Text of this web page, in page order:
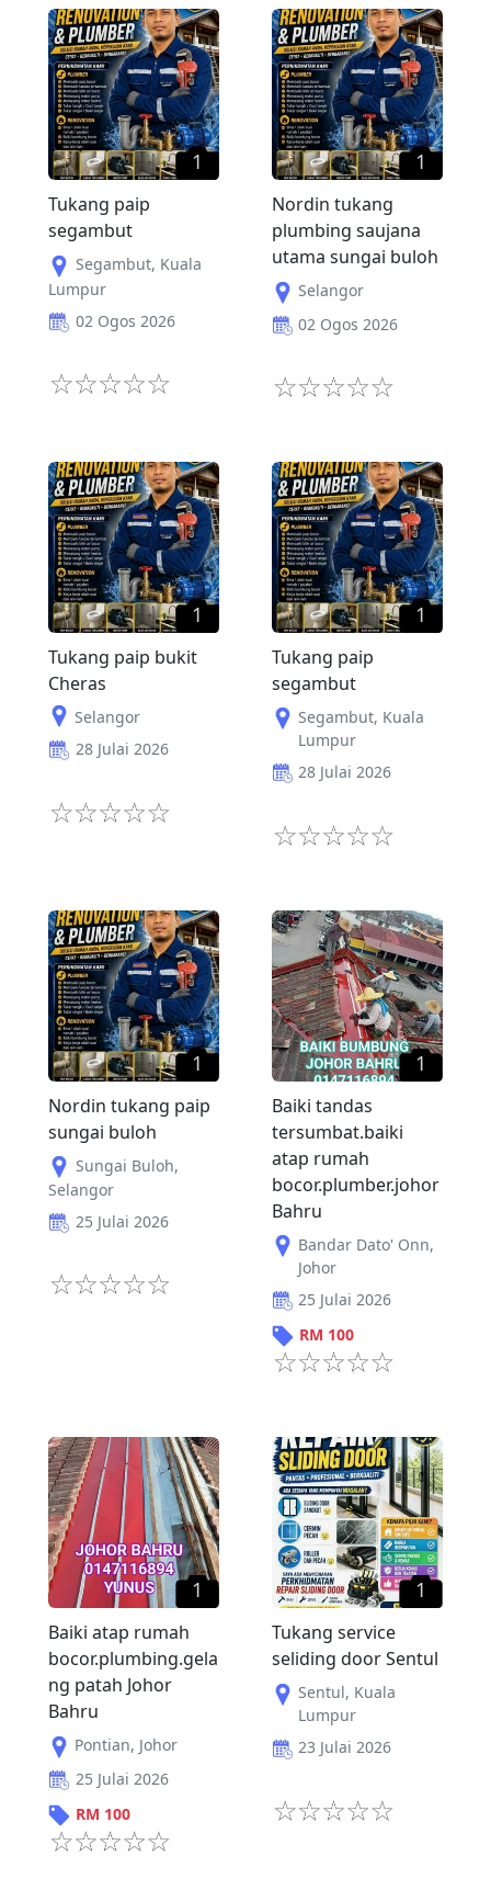
1
Tukang paip
segambut
Segambut, Kuala
Lumpur
02 Ogos 2026
1
Nordin tukang
plumbing saujana
utama sungai buloh
Selangor
02 Ogos 2026
1
Tukang paip bukit
Cheras
Selangor
28 Julai 2026
1
Tukang paip
segambut
Segambut, Kuala
Lumpur
28 Julai 2026
1
Nordin tukang paip
sungai buloh
Sungai Buloh,
Selangor
25 Julai 2026
1
Baiki tandas
tersumbat.baiki
atap rumah
bocor.plumber.johor
Bahru
Bandar Dato' Onn,
Johor
25 Julai 2026
RM 100
1
Baiki atap rumah
bocor.plumbing.gela
ng patah Johor
Bahru
Pontian, Johor
25 Julai 2026
RM 100
1
Tukang service
seliding door Sentul
Sentul, Kuala
Lumpur
23 Julai 2026